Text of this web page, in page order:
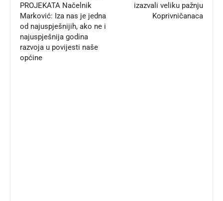
PROJEKATA Načelnik
Marković: Iza nas je jedna
od najuspješnijih, ako ne i
najuspješnija godina
razvoja u povijesti naše
općine
izazvali veliku pažnju
Koprivničanaca